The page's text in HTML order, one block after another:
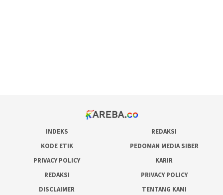
INDEKS
REDAKSI
KODE ETIK
PEDOMAN MEDIA SIBER
PRIVACY POLICY
KARIR
REDAKSI
PRIVACY POLICY
DISCLAIMER
TENTANG KAMI